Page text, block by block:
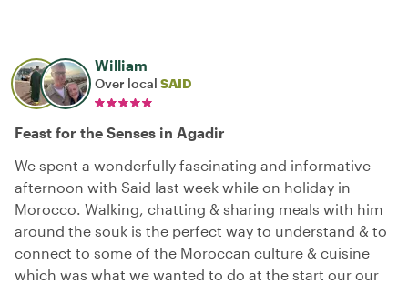
William
Over local SAID
Feast for the Senses in Agadir
We spent a wonderfully fascinating and informative
afternoon with Said last week while on holiday in
Morocco. Walking, chatting & sharing meals with him
around the souk is the perfect way to understand & to
connect to some of the Moroccan culture & cuisine
which was what we wanted to do at the start our our